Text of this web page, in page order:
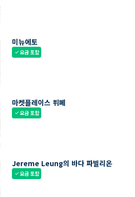
미뉴에토
check요금 포함
마켓플레이스 뷔페
check요금 포함
Jereme Leung의 바다 파빌리온
check요금 포함